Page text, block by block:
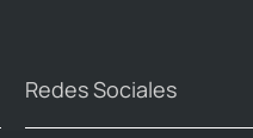
Redes Sociales